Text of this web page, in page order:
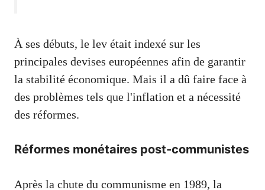
À ses débuts, le lev était indexé sur les
principales devises européennes afin de garantir
la stabilité économique. Mais il a dû faire face à
des problèmes tels que l'inflation et a nécessité
des réformes.
Réformes monétaires post-communistes
Après la chute du communisme en 1989, la